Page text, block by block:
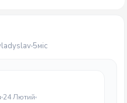
5міс
24 Лютий